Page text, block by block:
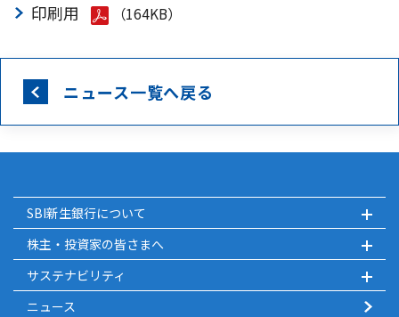
印刷用
（164KB）
ニュース一覧へ戻る
SBI新生銀行について
株主・投資家の皆さまへ
サステナビリティ
ニュース